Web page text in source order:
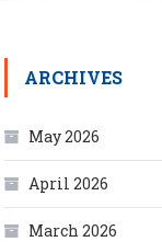
ARCHIVES
May 2026
April 2026
March 2026